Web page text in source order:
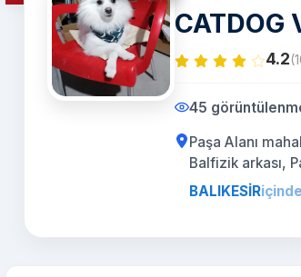
CATDOG
4.2
45
Paşa Alanı
Balfizik arkası,
BALIKESİR